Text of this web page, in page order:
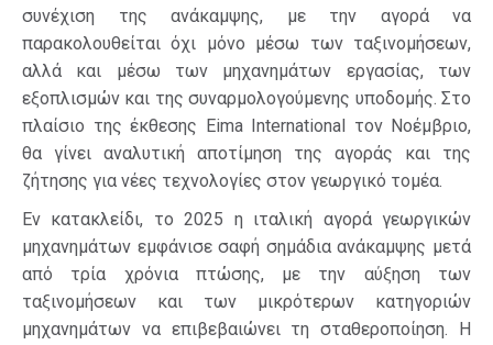
συνέχιση της ανάκαμψης, με την αγορά να
παρακολουθείται όχι μόνο μέσω των ταξινομήσεων,
αλλά και μέσω των μηχανημάτων εργασίας, των
εξοπλισμών και της συναρμολογούμενης υποδομής. Στο
πλαίσιο της έκθεσης Eima International τον Νοέμβριο,
θα γίνει αναλυτική αποτίμηση της αγοράς και της
ζήτησης για νέες τεχνολογίες στον γεωργικό τομέα.
Εν κατακλείδι, το 2025 η ιταλική αγορά γεωργικών
μηχανημάτων εμφάνισε σαφή σημάδια ανάκαμψης μετά
από τρία χρόνια πτώσης, με την αύξηση των
ταξινομήσεων και των μικρότερων κατηγοριών
μηχανημάτων να επιβεβαιώνει τη σταθεροποίηση. Η